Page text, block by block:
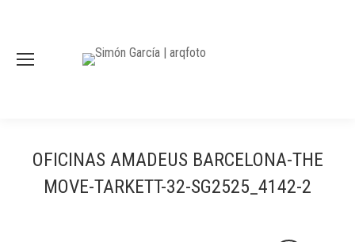
OFICINAS AMADEUS BARCELONA-THE
MOVE-TARKETT-32-SG2525_4142-2